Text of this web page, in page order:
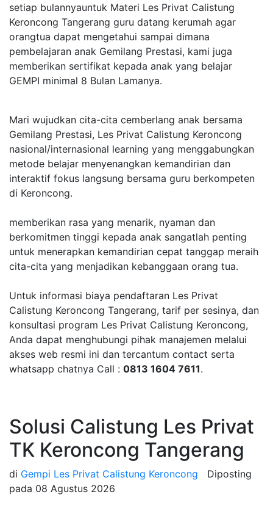
setiap bulannyauntuk Materi Les Privat Calistung
Keroncong Tangerang guru datang kerumah agar
orangtua dapat mengetahui sampai dimana
pembelajaran anak Gemilang Prestasi, kami juga
memberikan sertifikat kepada anak yang belajar
GEMPI minimal 8 Bulan Lamanya.
Mari wujudkan cita-cita cemberlang anak bersama
Gemilang Prestasi, Les Privat Calistung Keroncong
nasional/internasional learning yang menggabungkan
metode belajar menyenangkan kemandirian dan
interaktif fokus langsung bersama guru berkompeten
di Keroncong.
memberikan rasa yang menarik, nyaman dan
berkomitmen tinggi kepada anak sangatlah penting
untuk menerapkan kemandirian cepat tanggap meraih
cita-cita yang menjadikan kebanggaan orang tua.
Untuk informasi biaya pendaftaran Les Privat
Calistung Keroncong Tangerang, tarif per sesinya, dan
konsultasi program Les Privat Calistung Keroncong,
Anda dapat menghubungi pihak manajemen melalui
akses web resmi ini dan tercantum contact serta
whatsapp chatnya Call : 0813 1604 7611.
Solusi Calistung Les Privat
TK Keroncong Tangerang
di Gempi Les Privat Calistung Keroncong
Diposting
pada 08 Agustus 2026